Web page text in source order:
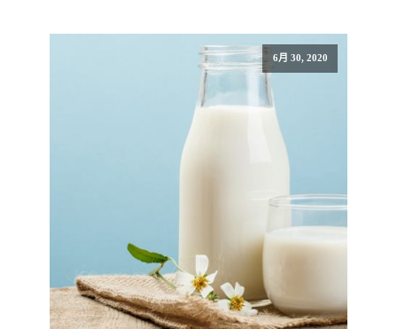
6月 30, 2020